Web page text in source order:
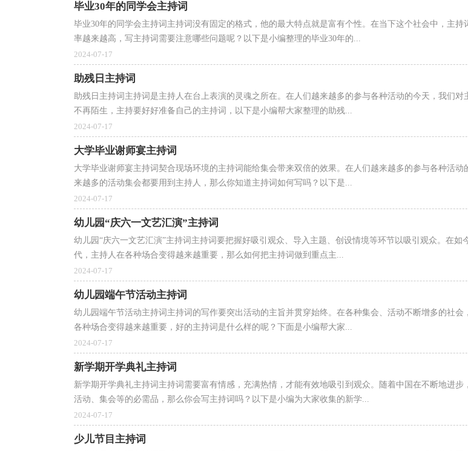
毕业30年的同学会主持词
毕业30年的同学会主持词主持词没有固定的格式，他的最大特点就是富有个性。在当下这个社会中，主持
率越来越高，写主持词需要注意哪些问题呢？以下是小编整理的毕业30年的...
2024-07-17
助残日主持词
助残日主持词主持词是主持人在台上表演的灵魂之所在。在人们越来越多的参与各种活动的今天，我们对
不再陌生，主持要好好准备自己的主持词，以下是小编帮大家整理的助残...
2024-07-17
大学毕业谢师宴主持词
大学毕业谢师宴主持词契合现场环境的主持词能给集会带来双倍的效果。在人们越来越多的参与各种活动
来越多的活动集会都要用到主持人，那么你知道主持词如何写吗？以下是...
2024-07-17
幼儿园“庆六一文艺汇演”主持词
幼儿园“庆六一文艺汇演”主持词主持词要把握好吸引观众、导入主题、创设情境等环节以吸引观众。在如
代，主持人在各种场合变得越来越重要，那么如何把主持词做到重点主...
2024-07-17
幼儿园端午节活动主持词
幼儿园端午节活动主持词主持词的写作要突出活动的主旨并贯穿始终。在各种集会、活动不断增多的社会
各种场合变得越来越重要，好的主持词是什么样的呢？下面是小编帮大家...
2024-07-17
新学期开学典礼主持词
新学期开学典礼主持词主持词需要富有情感，充满热情，才能有效地吸引到观众。随着中国在不断地进步
活动、集会等的必需品，那么你会写主持词吗？以下是小编为大家收集的新学...
2024-07-17
少儿节目主持词